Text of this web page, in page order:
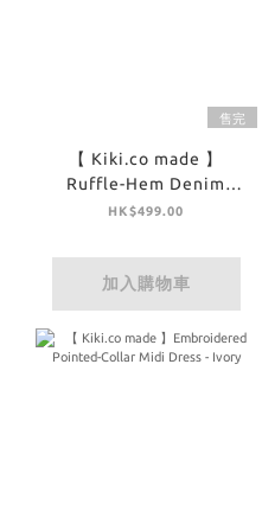
售完
【 Kiki.co made 】
Ruffle-Hem Denim
Panel Skirt - Off White
HK$499.00
加入購物車